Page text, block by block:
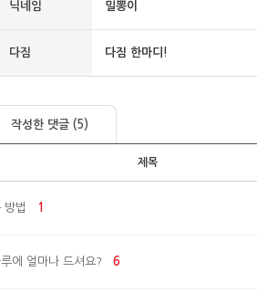
닉네임 밀뽕이
다짐 다짐 한마디!
작성한 댓글 (5)
제목
방법 1
에 얼마나 드셔요? 6